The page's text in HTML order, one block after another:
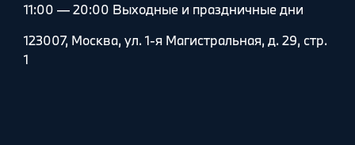
11:00 — 20:00 Выходные и праздничные дни
123007, Москва, ул. 1-я Магистральная, д. 29, стр.
1